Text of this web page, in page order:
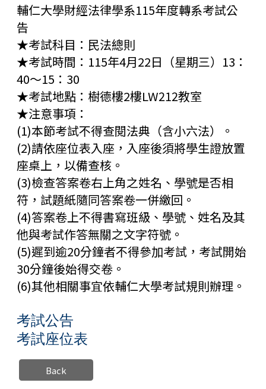
輔仁大學財經法律學系115年度轉系考試公
告
★考試科目：民法總則
★考試時間：115年4月22日（星期三）13：
40～15：30
★考試地點：樹德樓2樓LW212教室
★注意事項：
(1)本節考試不得查閱法典（含小六法）。
(2)請依座位表入座，入座後須將學生證放置
座桌上，以備查核。
(3)檢查答案卷右上角之姓名、學號是否相
符，試題紙隨同答案卷一併繳回。
(4)答案卷上不得書寫班級、學號、姓名及其
他與考試作答無關之文字符號。
(5)遲到逾20分鐘者不得參加考試，考試開始
30分鐘後始得交卷。
(6)其他相關事宜依輔仁大學考試規則辦理。
考試公告
考試座位表
Back